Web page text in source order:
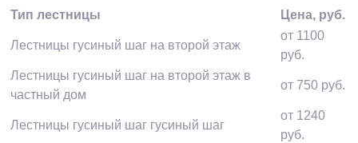
Тип лестницы Цена, руб.
Лестницы гусиный шаг на второй этаж
от 1100
руб.
Лестницы гусиный шаг на второй этаж в
частный дом
от 750 руб.
Лестницы гусиный шаг гусиный шаг
от 1240
руб.